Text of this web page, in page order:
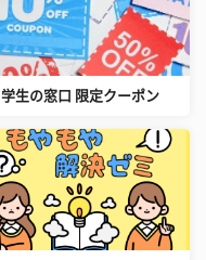
学生の窓口 限定クーポン